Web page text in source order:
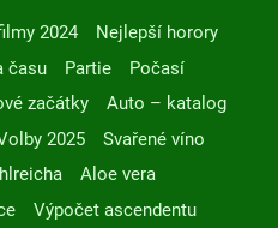
2024
Nejlepší horory
času Partie
Počasí
začátky
Auto – katalog
2025
Svařené víno
Aloe vera
Výpočet ascendentu